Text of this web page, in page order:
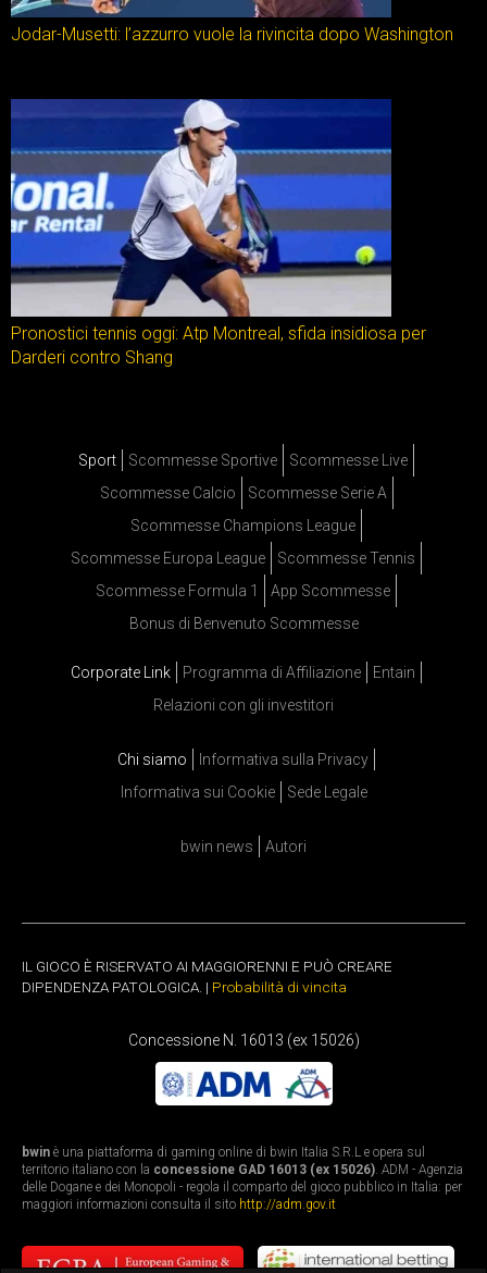
Jodar-Musetti: l’azzurro vuole la rivincita dopo Washington
Pronostici tennis oggi: Atp Montreal, sfida insidiosa per
Darderi contro Shang
Sport Scommesse Sportive
Scommesse Live
Scommesse Calcio
Scommesse Serie A
Scommesse Champions League
Scommesse Europa League
Scommesse Tennis
Scommesse Formula 1
App Scommesse
Bonus di Benvenuto Scommesse
Corporate Link Programma di Affiliazione
Entain
Relazioni con gli investitori
Chi siamo
Informativa sulla Privacy
Informativa sui Cookie
Sede Legale
bwin news Autori
IL GIOCO È RISERVATO AI MAGGIORENNI E PUÒ CREARE
DIPENDENZA PATOLOGICA. | Probabilità di vincita
Concessione N. 16013 (ex 15026)
bwin è una piattaforma di gaming online di bwin Italia S.R.L e opera sul
territorio italiano con la concessione GAD 16013 (ex 15026). ADM - Agenzia
delle Dogane e dei Monopoli - regola il comparto del gioco pubblico in Italia: per
maggiori informazioni consulta il sito http://adm.gov.it